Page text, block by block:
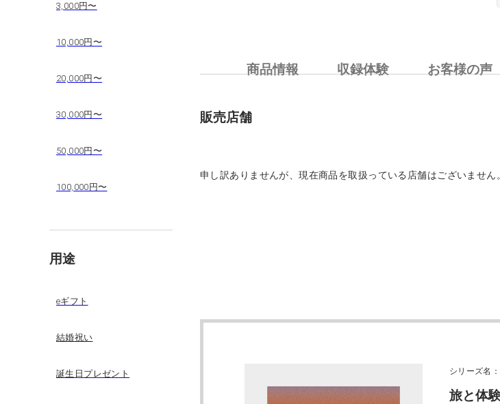
3,000円〜
10,000円〜
20,000円〜
30,000円〜
50,000円〜
100,000円〜
用途
eギフト
結婚祝い
誕生日プレゼント
商品情報 収録体験 お客様の声
販売店舗
申し訳ありませんが、現在商品を取扱っている店舗はございません
シリーズ名：
旅と体